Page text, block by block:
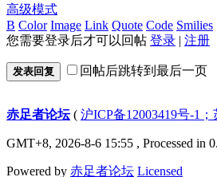
高级模式
B Color Image Link Quote Code Smilies
您需要登录后才可以回帖 登录 | 注册
发表回复 回帖后跳转到最后一页
赤足者论坛( 沪ICP备12003419号-1
GMT+8, 2026-8-6 15:55 , Processed in
Powered by 赤足者论坛 Licensed